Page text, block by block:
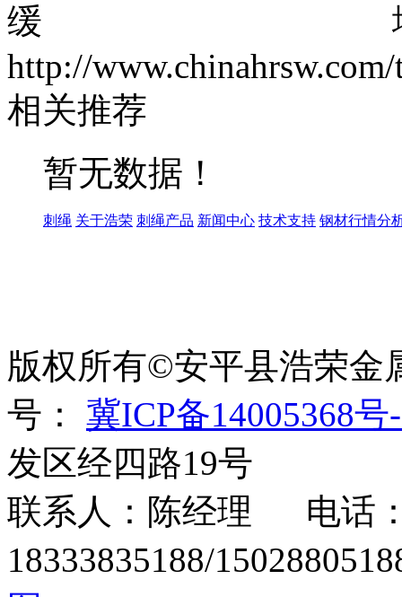
缓 地址
http://
相关推荐
暂无数据！
刺绳 关于浩荣 刺绳产品 新闻中心 技术支持 钢材行情分
版权所有©安平县浩荣
号： 冀ICP备14005368号
发区经四路19号
联系人：陈经理 电话
18333835188/